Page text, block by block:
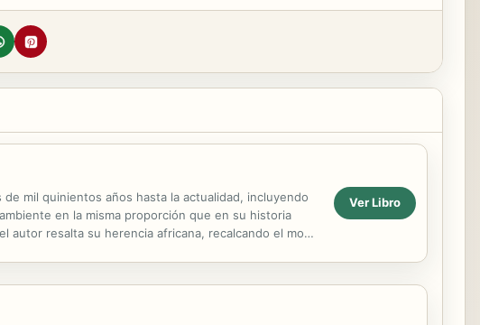
mil quinientos años hasta la actualidad, incluyendo
en la misma proporción que en su historia
resalta su herencia africana, recalcando el modo
Ver Libro